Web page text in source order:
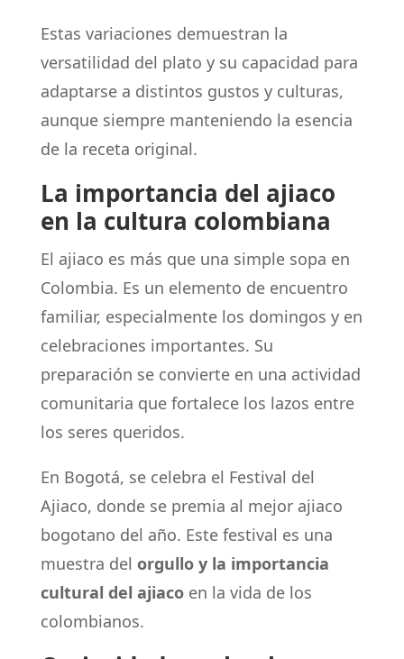
Estas variaciones demuestran la
versatilidad del plato y su capacidad para
adaptarse a distintos gustos y culturas,
aunque siempre manteniendo la esencia
de la receta original.
La importancia del ajiaco
en la cultura colombiana
El ajiaco es más que una simple sopa en
Colombia. Es un elemento de encuentro
familiar, especialmente los domingos y en
celebraciones importantes. Su
preparación se convierte en una actividad
comunitaria que fortalece los lazos entre
los seres queridos.
En Bogotá, se celebra el Festival del
Ajiaco, donde se premia al mejor ajiaco
bogotano del año. Este festival es una
muestra del orgullo y la importancia
cultural del ajiacoen la vida de los
colombianos.